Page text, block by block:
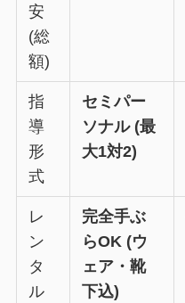
安
(総
額)
指
導
形
式
セミパー
ソナル (最
大1対2)
レ
ン
タ
ル
完全手ぶ
らOK (ウ
ェア・靴
下込)